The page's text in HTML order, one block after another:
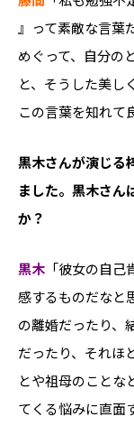
』って素敵な言葉
めぐって、自分の
と、そうした美し
この言葉を知れて
――黒木さんが演じ
ました。黒木さん
か？
黒木 「彼女の自
感するものだなと
の離婚だったり、
だったり、それほ
とや祖母のことな
てくる悩みに直面